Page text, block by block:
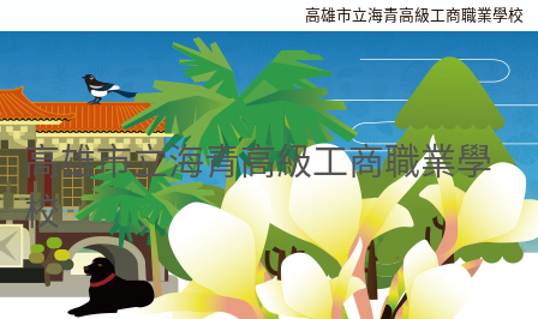
高雄市立海青高級工商職業學校
高雄市立海青高級工商職業學
校